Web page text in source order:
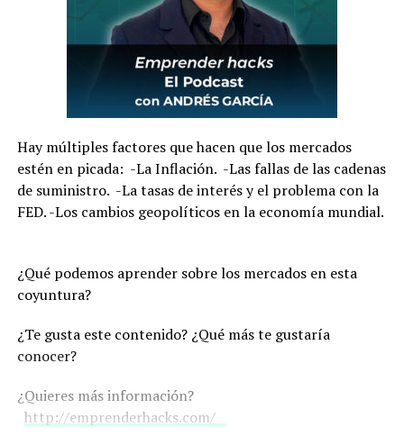
Hay múltiples factores que hacen que los mercados
estén en picada: -La Inflación. -Las fallas de las cadenas
de suministro. -La tasas de interés y el problema con la
FED. -Los cambios geopolíticos en la economía mundial.
¿Qué podemos aprender sobre los mercados en esta
coyuntura?
¿Te gusta este contenido? ¿Qué más te gustaría
conocer?
¿Quieres más información?
http://emprenderhacks.com/